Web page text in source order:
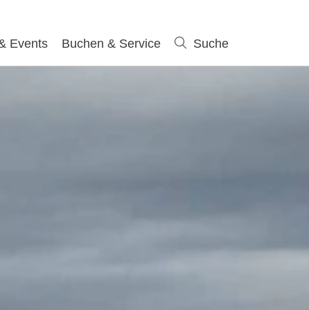
Events Buchen & Service Suche